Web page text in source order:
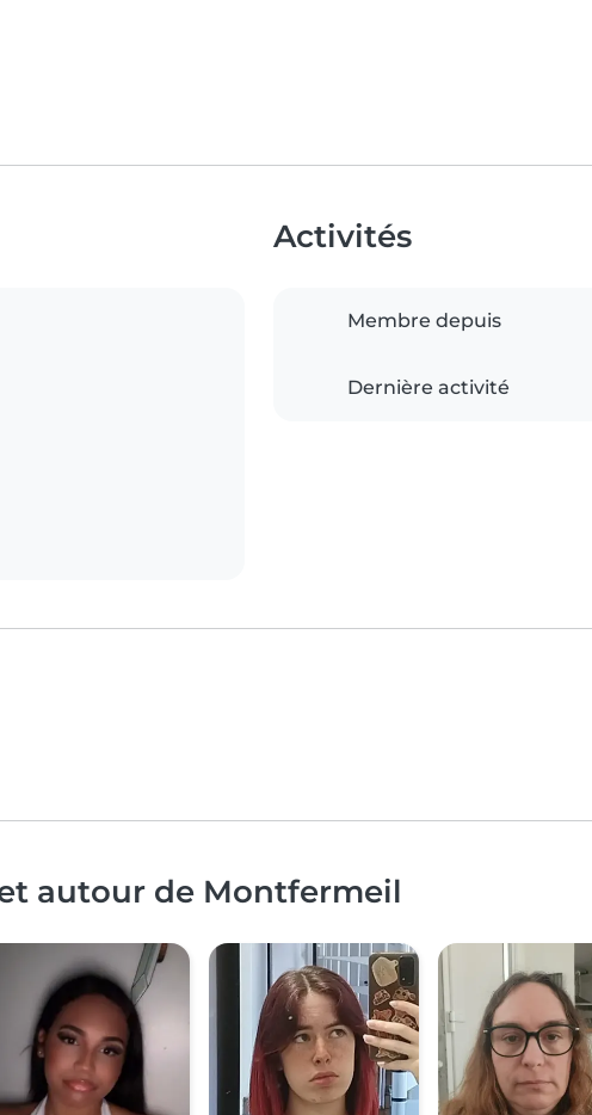
Activités
Membre depuis
Dernière activité
autour de Montfermeil